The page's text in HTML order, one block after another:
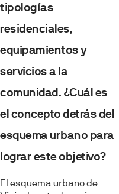
tipologías
residenciales,
equipamientos y
servicios a la
comunidad. ¿Cuál es
el concepto detrás del
esquema urbano para
lograr este objetivo?
El esquema urbano de